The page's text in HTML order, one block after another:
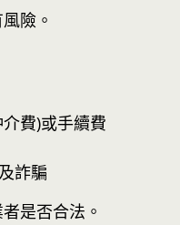
險。
費)或手續費
詐騙
是否合法。